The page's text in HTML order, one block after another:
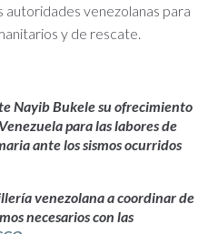
venezolanas para
y de rescate.
Nayib Bukele su ofrecimiento
para las labores de
ante los sismos ocurridos
venezolana a coordinar de
necesarios con las